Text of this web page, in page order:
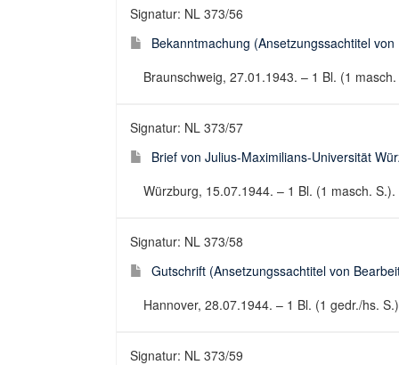
Signatur: NL 373/56
Bekanntmachung (Ansetzungssachtitel
Braunschweig, 27.01.1943. – 1 Bl. (1
Signatur: NL 373/57
Brief von Julius-Maximilians-Universität
Würzburg, 15.07.1944. – 1 Bl. (1 masch.
Signatur: NL 373/58
Gutschrift (Ansetzungssachtitel von
Hannover, 28.07.1944. – 1 Bl. (1 gedr./hs.
Signatur: NL 373/59